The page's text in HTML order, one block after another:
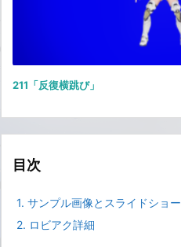
211「反復横跳び」
目次
1. サンプル画像とスライドショー
2. ロビアク詳細